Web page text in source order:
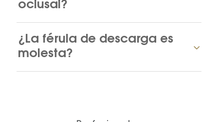
oclusal?
¿La férula de descarga es
molesta?